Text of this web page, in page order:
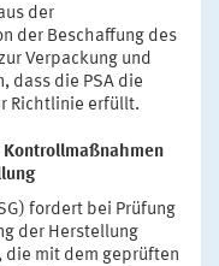
der
der Beschaffung des
Verpackung und
dass die PSA die
Richtlinie erfüllt.
Kontrollmaßnahmen
fordert bei Prüfung
der Herstellung
die mit dem geprüften